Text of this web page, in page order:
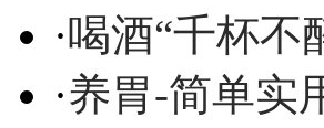
·喝酒“千杯不
·养胃-简单实